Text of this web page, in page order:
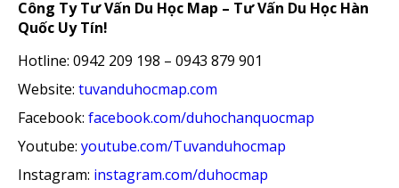
Công Ty Tư Vấn Du Học Map – Tư Vấn Du Học Hàn
Quốc Uy Tín!
Hotline: 0942 209 198 – 0943 879 901
Website: tuvanduhocmap.com
Facebook: facebook.com/duhochanquocmap
Youtube: youtube.com/Tuvanduhocmap
Instagram: instagram.com/duhocmap